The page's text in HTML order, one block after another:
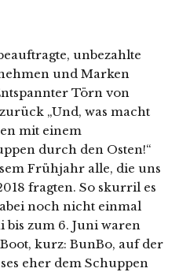
unbezahlte
und Marken
Törn von
„Und, was macht
mit einem
durch den Osten!“
Frühjahr alle, die uns
fragten. So skurril es
noch nicht einmal
bis zum 6. Juni waren
kurz: BunBo, auf der
eher dem Schuppen